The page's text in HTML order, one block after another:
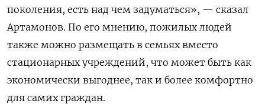
поколения, есть над чем задуматься», — сказал
Артамонов. По его мнению, пожилых людей
также можно размещать в семьях вместо
стационарных учреждений, что может быть как
экономически выгоднее, так и более комфортно
для самих граждан.